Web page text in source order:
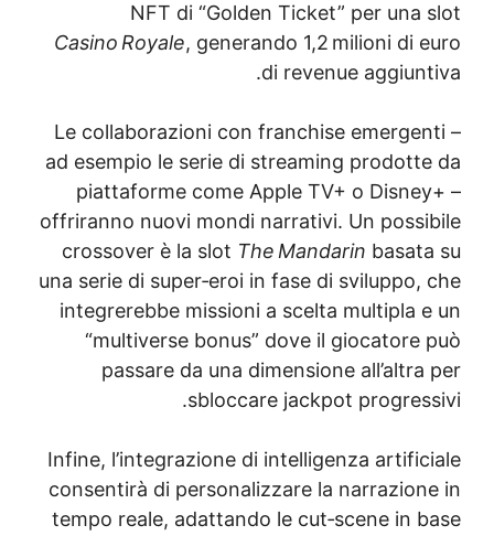
NFT di “Golden Ticket” per
Casino Royale, generando 1,2 milioni di
di revenue
Le collaborazioni con franchise
ad esempio le serie di streaming
piattaforme come Apple TV+ o
offriranno nuovi mondi narrativi. Un
crossover è la slotThe Mandarin
una serie di super‑eroi in fase di
integrerebbe missioni a scelta multipla
“multiverse bonus” dove il
passare da una dimensione
sbloccare jackpot
Infine, l’integrazione di intelligenza
consentirà di personalizzare la
tempo reale, adattando le cut‑scene in